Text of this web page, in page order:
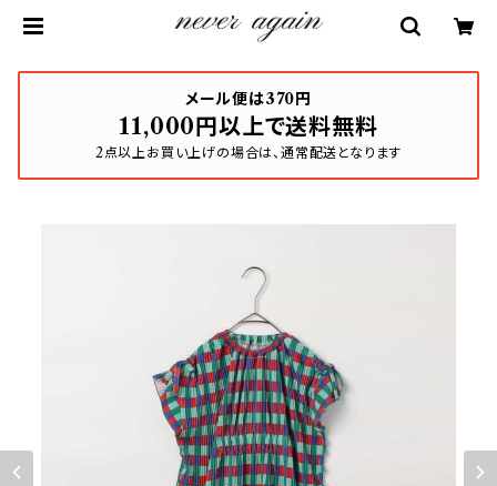
メール便は370円
11,000円以上で送料無料
2点以上お買い上げの場合は、通常配送となります